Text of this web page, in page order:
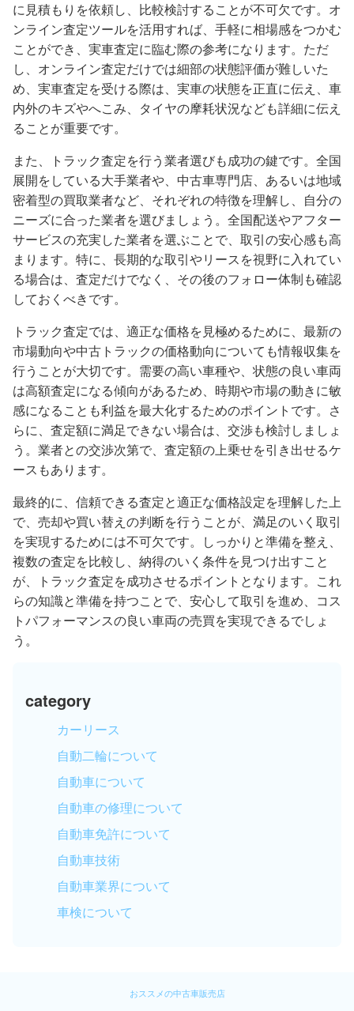
に見積もりを依頼し、比較検討することが不可欠です。オ
ンライン査定ツールを活用すれば、手軽に相場感をつかむ
ことができ、実車査定に臨む際の参考になります。ただ
し、オンライン査定だけでは細部の状態評価が難しいた
め、実車査定を受ける際は、実車の状態を正直に伝え、車
内外のキズやへこみ、タイヤの摩耗状況なども詳細に伝え
ることが重要です。
また、トラック査定を行う業者選びも成功の鍵です。全国
展開をしている大手業者や、中古車専門店、あるいは地域
密着型の買取業者など、それぞれの特徴を理解し、自分の
ニーズに合った業者を選びましょう。全国配送やアフター
サービスの充実した業者を選ぶことで、取引の安心感も高
まります。特に、長期的な取引やリースを視野に入れてい
る場合は、査定だけでなく、その後のフォロー体制も確認
しておくべきです。
トラック査定では、適正な価格を見極めるために、最新の
市場動向や中古トラックの価格動向についても情報収集を
行うことが大切です。需要の高い車種や、状態の良い車両
は高額査定になる傾向があるため、時期や市場の動きに敏
感になることも利益を最大化するためのポイントです。さ
らに、査定額に満足できない場合は、交渉も検討しましょ
う。業者との交渉次第で、査定額の上乗せを引き出せるケ
ースもあります。
最終的に、信頼できる査定と適正な価格設定を理解した上
で、売却や買い替えの判断を行うことが、満足のいく取引
を実現するためには不可欠です。しっかりと準備を整え、
複数の査定を比較し、納得のいく条件を見つけ出すこと
が、トラック査定を成功させるポイントとなります。これ
らの知識と準備を持つことで、安心して取引を進め、コス
トパフォーマンスの良い車両の売買を実現できるでしょ
う。
category
カーリース
自動二輪について
自動車について
自動車の修理について
自動車免許について
自動車技術
自動車業界について
車検について
おススメの中古車販売店